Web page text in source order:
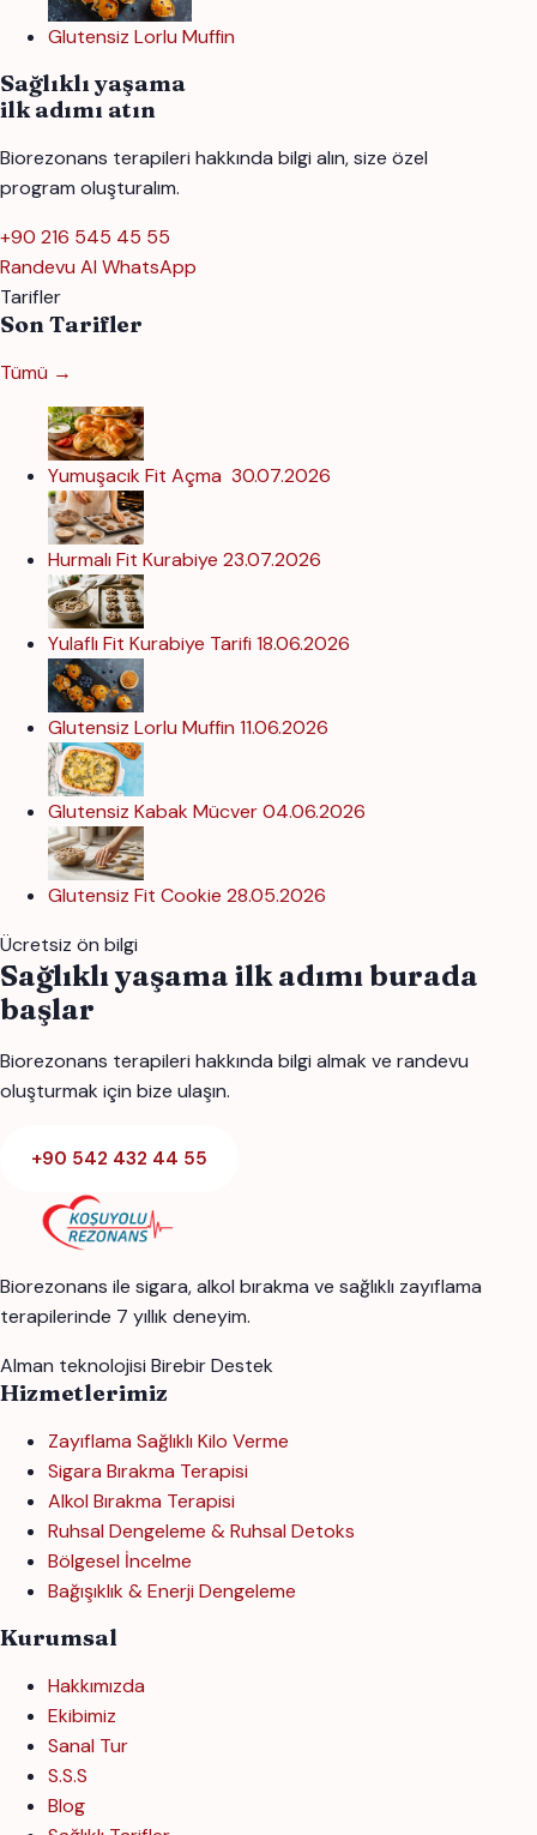
Glutensiz Lorlu Muffin
Sağlıklı yaşama
ilk adımı atın
Biorezonans terapileri hakkında bilgi alın, size özel
program oluşturalım.
+90 216 545 45 55
Randevu Al WhatsApp
Tarifler
Son Tarifler
Tümü →
Yumuşacık Fit Açma 30.07.2026
Hurmalı Fit Kurabiye 23.07.2026
Yulaflı Fit Kurabiye Tarifi 18.06.2026
Glutensiz Lorlu Muffin 11.06.2026
Glutensiz Kabak Mücver04.06.2026
Glutensiz Fit Cookie 28.05.2026
Ücretsiz ön bilgi
Sağlıklı yaşama ilk adımı burada
başlar
Biorezonans terapileri hakkında bilgi almak ve randevu
oluşturmak için bize ulaşın.
+90 542 432 44 55
Biorezonans ile sigara, alkol bırakma ve sağlıklı zayıflama
terapilerinde 7 yıllık deneyim.
Alman teknolojisi Birebir Destek
Hizmetlerimiz
Zayıflama Sağlıklı Kilo Verme
Sigara Bırakma Terapisi
Alkol Bırakma Terapisi
Ruhsal Dengeleme & Ruhsal Detoks
Bölgesel İncelme
Bağışıklık & Enerji Dengeleme
Kurumsal
Hakkımızda
Ekibimiz
Sanal Tur
S.S.S
Blog